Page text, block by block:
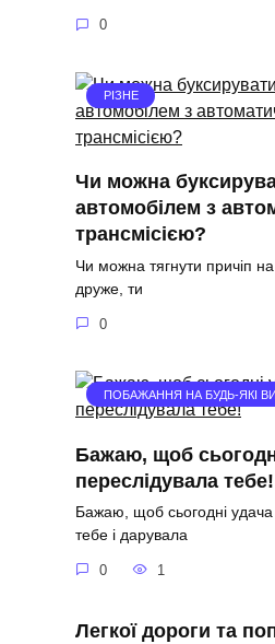
0
РІЗНЕ
Чи можна
автомобілем з
трансмісією?
Чи можна тягнути причіп
друже, ти
0
ПОБАЖАННЯ НА БУДЬ-ЯКІ
Бажаю, щоб
переслідувала тебе!
Бажаю, щоб сьогодні удача
тебе і дарувала
0 1
Легкої дороги та